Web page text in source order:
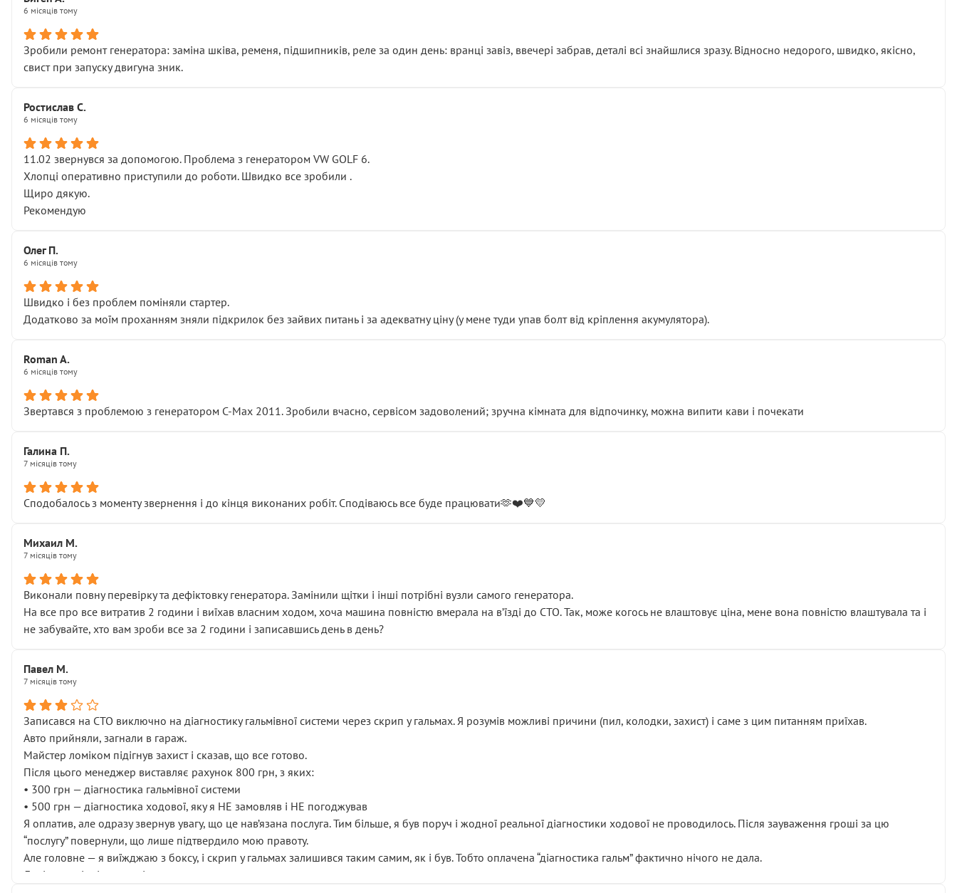
6 місяців тому
Зробили ремонт генератора: заміна шківа, ременя, підшипників, реле за один день: вранці завіз, ввечері забрав, деталі всі знайшлися зразу. Відносно недорого, швидко, якісно,
свист при запуску двигуна зник.
Ростислав С.
6 місяців тому
11.02 звернувся за допомогою. Проблема з генератором VW GOLF 6.
Хлопці оперативно приступили до роботи. Швидко все зробили .
Щиро дякую.
Рекомендую
Олег П.
6 місяців тому
Швидко і без проблем поміняли стартер.
Додатково за моїм проханням зняли підкрилок без зайвих питань і за адекватну ціну (у мене туди упав болт від кріплення акумулятора).
Roman A.
6 місяців тому
Звертався з проблемою з генератором C-Max 2011. Зробили вчасно, сервісом задоволений; зручна кімната для відпочинку, можна випити кави і почекати
Галина П.
7 місяців тому
Сподобалось з моменту звернення і до кінця виконаних робіт. Сподіваюсь все буде працювати🫶❤️💙💛
Михаил М.
7 місяців тому
Виконали повну перевірку та дефіктовку генератора. Замінили щітки і інші потрібні вузли самого генератора.
На все про все витратив 2 години і виїхав власним ходом, хоча машина повністю вмерала на вʼїзді до СТО. Так, може когось не влаштовує ціна, мене вона повністю влаштувала та і
не забувайте, хто вам зроби все за 2 години і записавшись день в день?
Павел М.
7 місяців тому
Записався на СТО виключно на діагностику гальмівної системи через скрип у гальмах. Я розумів можливі причини (пил, колодки, захист) і саме з цим питанням приїхав.
Авто прийняли, загнали в гараж.
Майстер ломіком підігнув захист і сказав, що все готово.
Після цього менеджер виставляє рахунок 800 грн, з яких:
• 300 грн — діагностика гальмівної системи
• 500 грн — діагностика ходової, яку я НЕ замовляв і НЕ погоджував
Я оплатив, але одразу звернув увагу, що це нав’язана послуга. Тим більше, я був поруч і жодної реальної діагностики ходової не проводилось. Після зауваження гроші за цю
“послугу” повернули, що лише підтвердило мою правоту.
Але головне — я виїжджаю з боксу, і скрип у гальмах залишився таким самим, як і був. Тобто оплачена “діагностика гальм” фактично нічого не дала.
Далі ситуація тільки погіршилась: